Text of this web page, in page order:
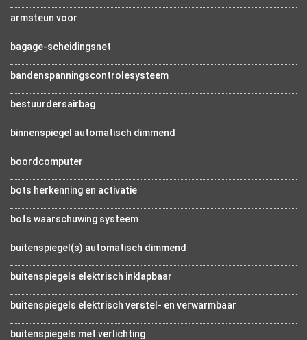
armsteun voor
bagage-scheidingsnet
bandenspanningscontrolesysteem
bestuurdersairbag
binnenspiegel automatisch dimmend
boordcomputer
bots herkenning en activatie
bots waarschuwing systeem
buitenspiegel(s) automatisch dimmend
buitenspiegels elektrisch inklapbaar
buitenspiegels elektrisch verstel- en verwarmbaar
buitenspiegels met verlichting